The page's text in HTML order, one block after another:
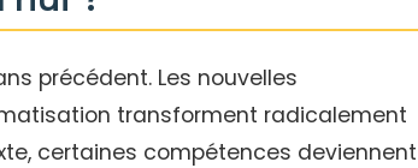
précédent. Les nouvelles
transforment radicalement
certaines compétences deviennent